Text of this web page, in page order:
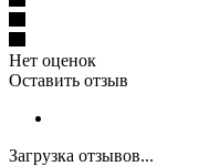
Нет оценок
Оставить отзыв
Загрузка отзывов...